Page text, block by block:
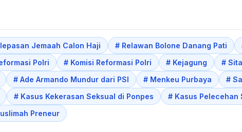
Jemaah Calon Haji # Relawan Bolone Danang Pati
Polri # Komisi Reformasi Polri # Kejagung
#
# Ade Armando Mundur dari PSI # Menkeu Purbaya #
# Kasus Kekerasan Seksual di Ponpes
# Kasus Pelecehan
Preneur